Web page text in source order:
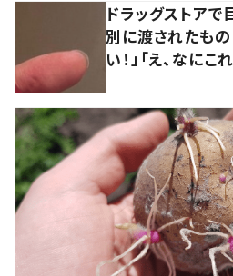
ドラッグストア
別に渡されたも
い！」「え、なにこれ